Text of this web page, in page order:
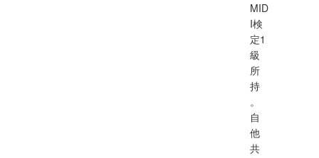
MID
I検
定1
級
所
持
。
自
他
共